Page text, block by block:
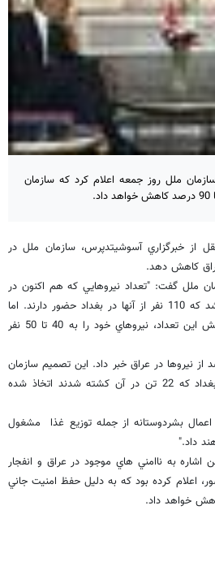
ملل روز جمعه اعلام كرد كه سازمان
از خبرگزاري آسوشيتدپرس، سازمان ملل در
كاهش دهد.
ملل گفت: "تعداد نيروهايي كه هم اكنون در
عراق حضور دارند 400 نفر مي‌باشد كه 110 نفر از آنها در بغداد حضور دارند. اما
سازمان ملل درصدد است با كاهش اين تعداد، نيروهاي خود را به 40 تا 50 نفر
از بازگشت 90 درصد از نيروها در عراق خبر داد. اين تصميم سازمان
ملل پس از انفجار 19 اوت در بغداد كه 22 تن در آن كشته شدند اتخاذ شده
بشردوستانه از جمله توزيع غذا مشغول
داد."
به ناامني هاي موجود در عراق و انفجار
اعلام كرده بود كه به دليل حفظ امنيت جاني
خواهد داد.